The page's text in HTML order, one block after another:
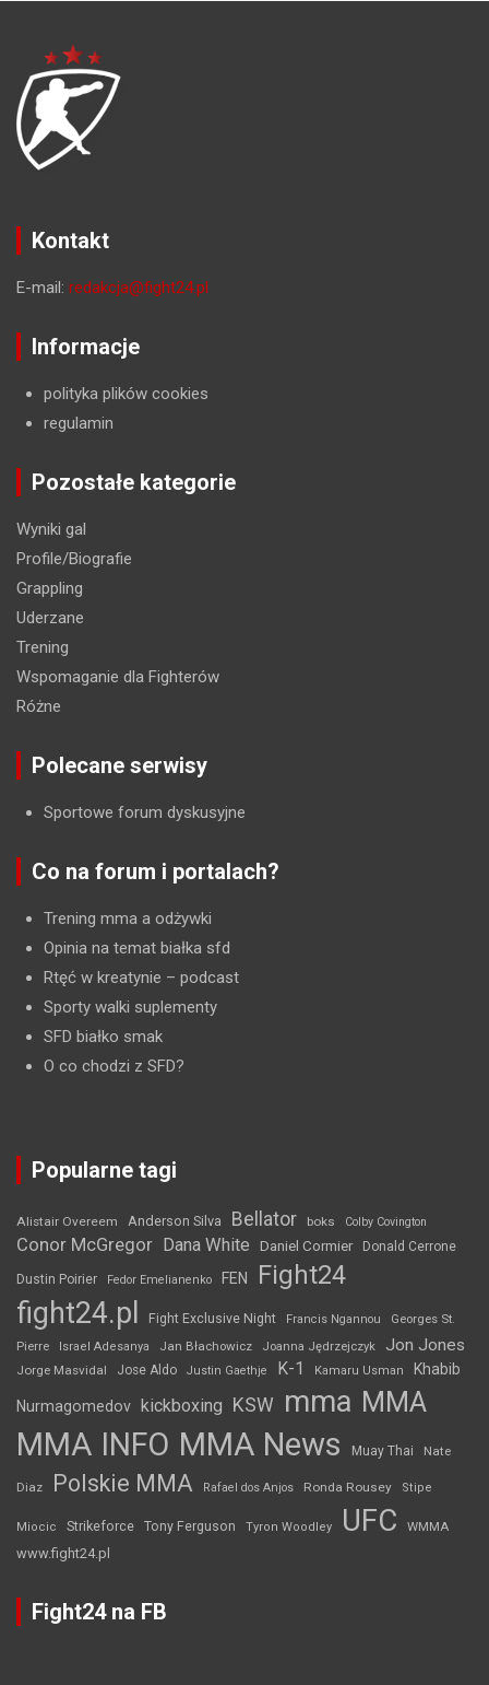
Kontakt
E-mail: redakcja@fight24.pl
Informacje
polityka plików cookies
regulamin
Pozostałe kategorie
Wyniki gal
Profile/Biografie
Grappling
Uderzane
Trening
Wspomaganie dla Fighterów
Różne
Polecane serwisy
Sportowe forum dyskusyjne
Co na forum i portalach?
Trening mma a odżywki
Opinia na temat białka sfd
Rtęć w kreatynie – podcast
Sporty walki suplementy
SFD białko smak
O co chodzi z SFD?
Popularne tagi
Alistair Overeem Anderson Silva Bellator boks Colby Covington
Conor McGregor Dana White Daniel Cormier Donald Cerrone
Dustin Poirier Fedor Emelianenko FEN Fight24
fight24.pl Fight Exclusive Night Francis Ngannou
Georges St.
Pierre
Israel Adesanya Jan Błachowicz Joanna Jędrzejczyk Jon Jones
Jorge Masvidal Jose Aldo Justin Gaethje K-1 Kamaru Usman Khabib
Nurmagomedov kickboxing KSW mma MMA
MMA INFO MMA News Muay Thai Nate
Diaz Polskie MMA Rafael dos Anjos Ronda Rousey Stipe
Miocic Strikeforce Tony Ferguson Tyron Woodley UFC WMMA
www.fight24.pl
Fight24 na FB